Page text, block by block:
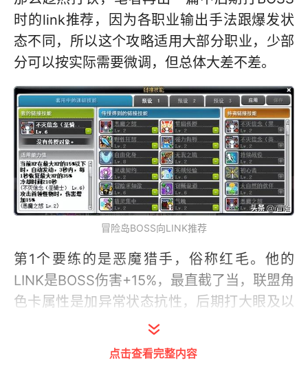
时的link推荐，因为各职业输出手法跟爆发状
态不同，所以这个攻略适用大部分职业，少部
分可以按实际需要微调，但总体大差不差。
冒险岛BOSS向LINK推荐
第1个要练的是恶魔猎手，俗称红毛。他的
LINK是BOSS伤害+15%，最直截了当，联盟角
色卡属性是加异常状态抗性，后期打大眼及以
上BOSS，抗性越来越重要，前期倒是可有可
无，所以可以先玩到120级即可。自从红毛的
点击查看完整内容